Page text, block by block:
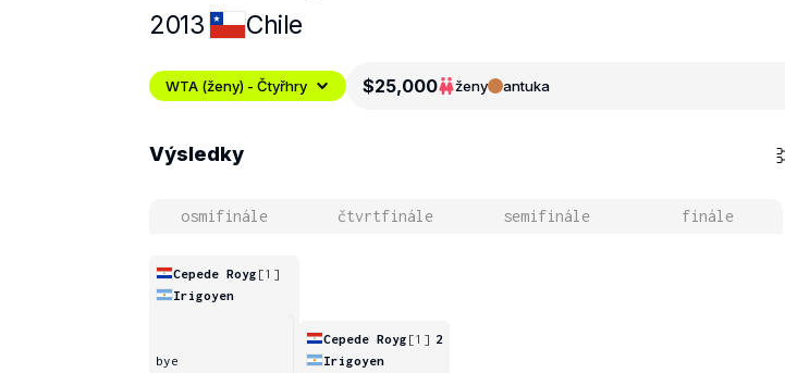
2013 Chile
WTA (ženy) - Čtyřhry $25,000 ženy antuka
Výsledky
osmifinále čtvrtfinále semifinále finále
Cepede Royg [1]
Irigoyen
bye
Cepede Royg [1] 2
Irigoyen